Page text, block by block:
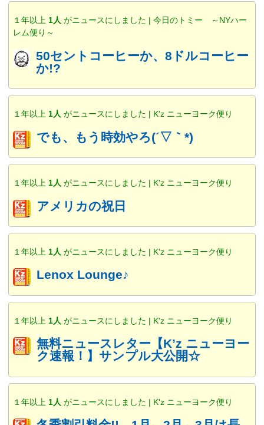
１年以上 1人 がニュースにしました | 今日のトミー ～NYハー
レム便り～
50セントコーヒーか、8ドルコーヒー
か!?
１年以上 1人 がニュースにしました | K'z ニューヨーク便り
でも、もう時効やろ(´▽｀*)
１年以上 1人 がニュースにしました | K'z ニューヨーク便り
アメリカの祝日
１年以上 1人 がニュースにしました | K'z ニューヨーク便り
Lenox Lounge♪
１年以上 1人 がニュースにしました | K'z ニューヨーク便り
無料ニュースレター【K’z ニューヨー
ク速報！】サンプル大公開☆
１年以上 1人 がニュースにしました | K'z ニューヨーク便り